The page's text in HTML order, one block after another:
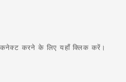
कनेक्ट करने के लिए यहाँ क्लिक करें।